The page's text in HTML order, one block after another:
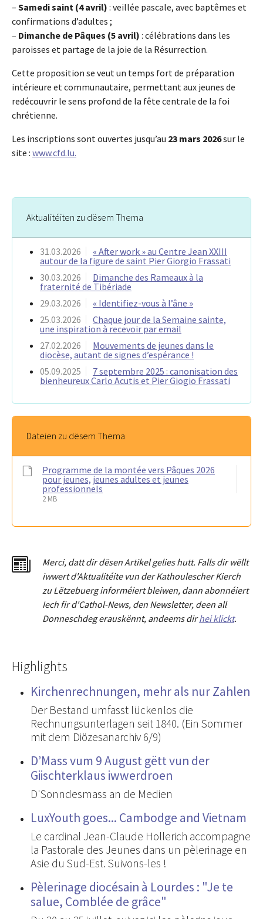
– Samedi saint (4 avril) : veillée pascale, avec baptêmes et
confirmations d’adultes ;
– Dimanche de Pâques (5 avril) : célébrations dans les
paroisses et partage de la joie de la Résurrection.
Cette proposition se veut un temps fort de préparation
intérieure et communautaire, permettant aux jeunes de
redécouvrir le sens profond de la fête centrale de la foi
chrétienne.
Les inscriptions sont ouvertes jusqu’au 23 mars 2026sur le
site : www.cfd.lu.
Aktualitéiten zu dësem Thema
31.03.2026
« After work » au Centre Jean XXIII
autour de la figure de saint Pier Giorgio Frassati
30.03.2026
Dimanche des Rameaux à la
fraternité de Tibériade
29.03.2026
« Identifiez-vous à l’âne »
25.03.2026
Chaque jour de la Semaine sainte,
une inspiration à recevoir par email
27.02.2026
Mouvements de jeunes dans le
diocèse, autant de signes d’espérance !
05.09.2025
7 septembre 2025 : canonisation des
bienheureux Carlo Acutis et Pier Giogio Frassati
Dateien zu dësem Thema
Programme de la montée vers Pâques 2026
pour jeunes, jeunes adultes et jeunes
professionnels
2 MB
Merci, dattdir dësen Artikel gelies hutt. Falls dir wëllt
iwwert d'Aktualitéite vun der Kathoulescher Kierch
zu Lëtzebuerg informéiert bleiwen, dann abonnéiert
Iech fir d'Cathol-News, den Newsletter, deen all
Donneschdeg erauskënnt, andeems dirhei klickt.
Highlights
Kirchenrechnungen, mehr als nur Zahlen
Der Bestand umfasst lückenlos die
Rechnungsunterlagen seit 1840. (Ein Sommer
mit dem Diözesanarchiv 6/9)
D’Mass vum 9 August gëtt vun der
Giischterklaus iwwerdroen
D'Sonndesmass an de Medien
LuxYouth goes... Cambodge and Vietnam
Le cardinal Jean-Claude Hollerich accompagne
la Pastorale des Jeunes dans un pèlerinage en
Asie du Sud-Est. Suivons-les !
Pèlerinage diocésain à Lourdes : "Je te
salue, Comblée de grâce"